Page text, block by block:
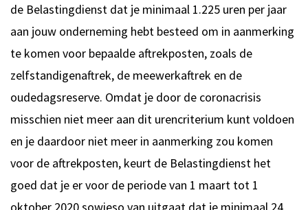
de Belastingdienst dat je minimaal 1.225 uren per jaar
aan jouw onderneming hebt besteed om in aanmerking
te komen voor bepaalde aftrekposten, zoals de
zelfstandigenaftrek, de meewerkaftrek en de
oudedagsreserve. Omdat je door de coronacrisis
misschien niet meer aan dit urencriterium kunt voldoen
en je daardoor niet meer in aanmerking zou komen
voor de aftrekposten, keurt de Belastingdienst het
goed dat je er voor de periode van 1 maart tot 1
oktober 2020 sowieso van uitgaat dat je minimaal 24